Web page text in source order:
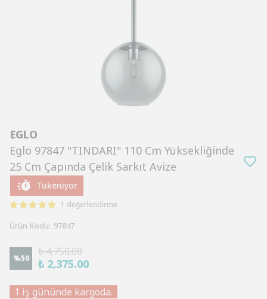
EGLO
Eglo 97847 "TINDARI" 110 Cm Yüksekliğinde
25 Cm Çapında Çelik Sarkıt Avize
Tükeniyor
1 değerlendirme
Ürün Kodu: 97847
%50
₺ 4,750.00
₺ 2,375.00
1 iş gününde kargoda.